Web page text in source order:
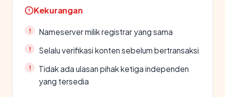
Kekurangan
Nameserver milik registrar yang sama
Selalu verifikasi konten sebelum bertransaksi
Tidak ada ulasan pihak ketiga independen
yang tersedia